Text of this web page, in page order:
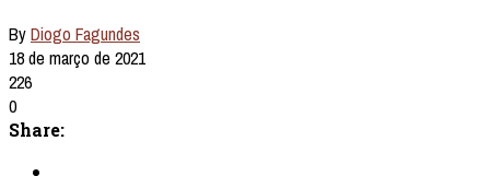
ByDiogo Fagundes
18 de março de 2021
226
0
Share: